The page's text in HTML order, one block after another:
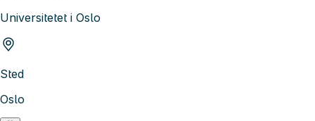
Universitetet i Oslo
Sted
Oslo